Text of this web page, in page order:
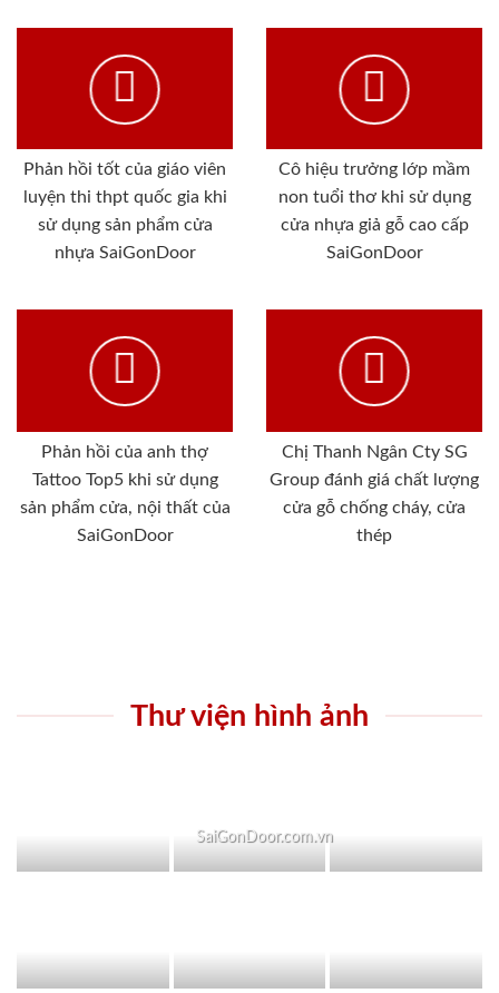
Phản hồi tốt của giáo viên
luyện thi thpt quốc gia khi
sử dụng sản phẩm cửa
nhựa SaiGonDoor
Cô hiệu trưởng lớp mầm
non tuổi thơ khi sử dụng
cửa nhựa giả gỗ cao cấp
SaiGonDoor
Phản hồi của anh thợ
Tattoo Top5 khi sử dụng
sản phẩm cửa, nội thất của
SaiGonDoor
Chị Thanh Ngân Cty SG
Group đánh giá chất lượng
cửa gỗ chống cháy, cửa
thép
Thư viện hình ảnh
SaiGonDoor.com.vn